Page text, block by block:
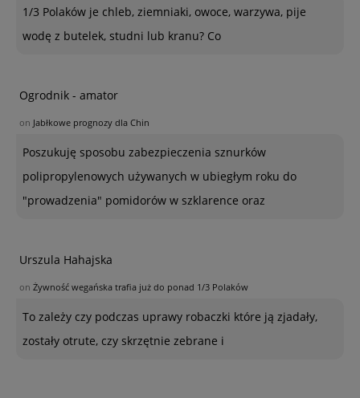
1/3 Polaków je chleb, ziemniaki, owoce, warzywa, pije
wodę z butelek, studni lub kranu? Co
Ogrodnik - amator
on Jabłkowe prognozy dla Chin
Poszukuję sposobu zabezpieczenia sznurków
polipropylenowych używanych w ubiegłym roku do
"prowadzenia" pomidorów w szklarence oraz
Urszula Hahajska
on Żywność wegańska trafia już do ponad 1/3 Polaków
To zależy czy podczas uprawy robaczki które ją zjadały,
zostały otrute, czy skrzętnie zebrane i